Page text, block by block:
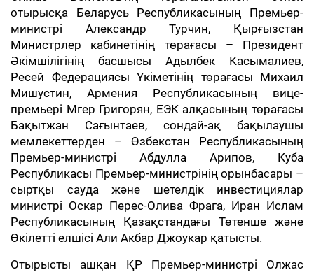
отырысқа Беларусь Республикасының Премьер-
министрі Александр Турчин, Қырғызстан
Министрлер кабинетінің төрағасы – Президент
Әкімшілігінің басшысы Адылбек Касымалиев,
Ресей Федерациясы Үкіметінің төрағасы Михаил
Мишустин, Армения Республикасының вице-
премьері Мгер Григорян, ЕЭК алқасының төрағасы
Бақытжан Сағынтаев, сондай-ақ бақылаушы
мемлекеттерден – Өзбекстан Республикасының
Премьер-министрі Абдулла Арипов, Куба
Республикасы Премьер-министрінің орынбасары –
сыртқы сауда және шетелдік инвестициялар
министрі Оскар Перес-Олива Фрага, Иран Ислам
Республикасының Қазақстандағы Төтенше және
Өкілетті елшісі Али Акбар Джоукар қатысты.
Отырысты ашқан ҚР Премьер-министрі Олжас